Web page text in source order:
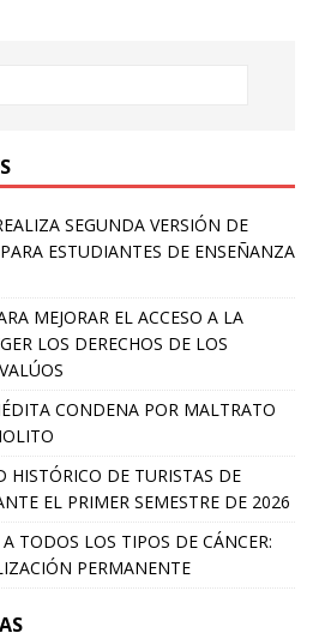
SEGUNDA VERSIÓN DE
ESTUDIANTES DE ENSEÑANZA
MEJORAR EL ACCESO A LA
LOS DERECHOS DE LOS
CONDENA POR MALTRATO
HISTÓRICO DE TURISTAS DE
EL PRIMER SEMESTRE DE 2026
TODOS LOS TIPOS DE CÁNCER:
PERMANENTE